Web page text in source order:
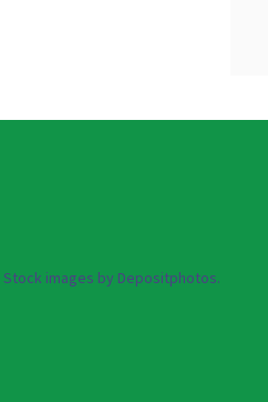
Stock images by Depositphotos.